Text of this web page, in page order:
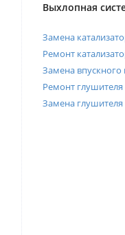
Выхлопная
Замена
Ремонт
Замена впускного
Ремонт глушителя
Замена глушителя